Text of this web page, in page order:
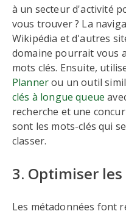
à un secteur d'activité
vous trouver ? La
Wikipédia et d'autres
domaine pourrait vous
mots clés. Ensuite,
Plannerou un outil
clés à longue queue
recherche et une
sont les mots-clés qui
classer.
3. Optimiser
Les métadonnées font